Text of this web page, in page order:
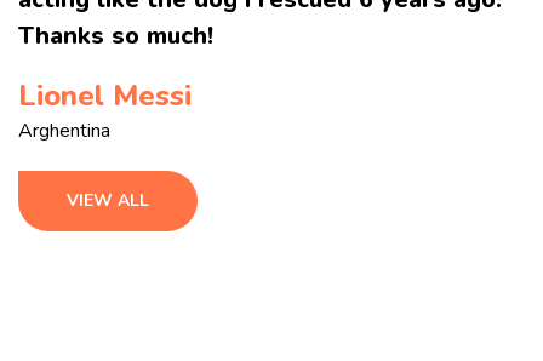
Thanks so much!
Lionel Messi
Arghentina
VIEW ALL